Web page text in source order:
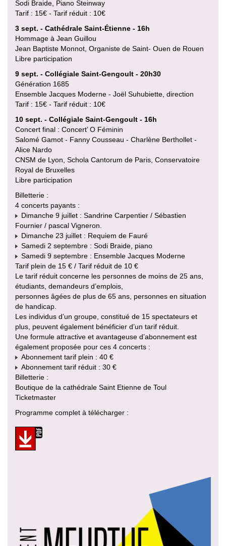
Sodi Braide, Piano Steinway
Tarif : 15€ - Tarif réduit : 10€
3 sept. - Cathédrale Saint-Étienne - 16h
Hommage à Jean Guillou
Jean Baptiste Monnot, Organiste de Saint- Ouen de Rouen
Libre participation
9 sept. - Collégiale Saint-Gengoult - 20h30
Génération 1685
Ensemble Jacques Moderne - Joël Suhubiette, direction
Tarif : 15€ - Tarif réduit : 10€
10 sept. - Collégiale Saint-Gengoult - 16h
Concert final : Concert’ O Féminin
Salomé Gamot - Fanny Cousseau - Charlène Berthollet -
Alice Nardo
CNSM de Lyon, Schola Cantorum de Paris, Conservatoire
Royal de Bruxelles
Libre participation
Billetterie :
4 concerts payants :
Dimanche 9 juillet : Sandrine Carpentier / Sébastien
Fournier / pascal Vigneron.
Dimanche 23 juillet : Requiem de Fauré
Samedi 2 septembre : Sodi Braide, piano
Samedi 9 septembre : Ensemble Jacques Moderne
Tarif plein de 15 € / Tarif réduit de 10 €
Le tarif réduit concerne les personnes de moins de 25 ans,
étudiants, demandeurs d’emplois,
personnes âgées de plus de 65 ans, personnes en situation
de handicap.
Les individus d’un groupe, constitué de 15 spectateurs et
plus, peuvent également bénéficier d’un tarif réduit.
Une formule attractive et avantageuse d’abonnement est
également proposée pour ces 4 concerts :
Abonnement tarif plein : 40 €
Abonnement tarif réduit : 30 €
Billetterie :
Boutique de la cathédrale Saint Etienne de Toul
Ticketmaster
Programme complet à télécharger :